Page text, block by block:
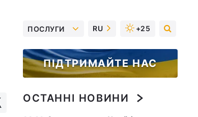
ПОСЛУГИ RU +25
ПІДТРИМАЙТЕ НАС
ОСТАННІ НОВИНИ